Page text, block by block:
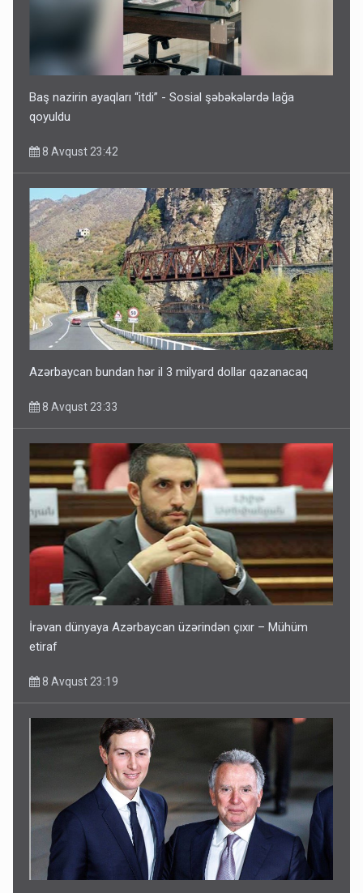
Baş nazirin ayaqları “itdi” - Sosial şəbəkələrdə lağa
qoyuldu
8 Avqust 23:42
Azərbaycan bundan hər il 3 milyard dollar qazanacaq
8 Avqust 23:33
İrəvan dünyaya Azərbaycan üzərindən çıxır – Mühüm
etiraf
8 Avqust 23:19